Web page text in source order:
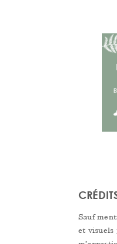
Sauf
et visuels